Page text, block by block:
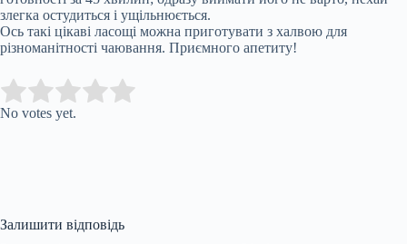
злегка остудиться і ущільнюється.
Ось такі цікаві ласощі можна приготувати з халвою для
різноманітності чаювання. Приємного апетиту!
Rate this item:
No votes yet.
Залишити відповідь